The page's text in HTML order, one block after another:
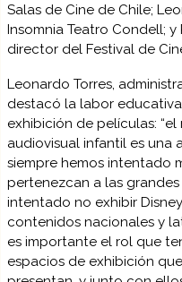
Salas de Cine de Chile;
Insomnia Teatro Condell;
director del Festival de
Leonardo Torres,
destacó la labor
exhibición de películas:
audiovisual infantil es
siempre hemos intentado
pertenezcan a las
intentado no exhibir
contenidos nacionales y
es importante el rol que
espacios de exhibición